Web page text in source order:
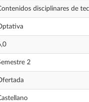
disciplinares de
2